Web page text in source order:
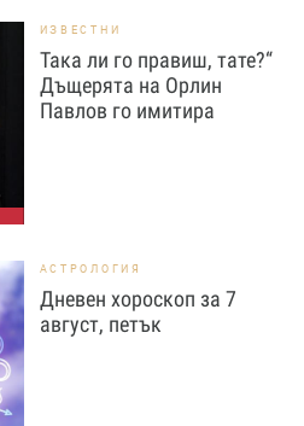
ИЗВЕСТНИ
Така ли го правиш, тате?“
Дъщерята на Орлин
Павлов го имитира
АСТРОЛОГИЯ
Дневен хороскоп за 7
август, петък